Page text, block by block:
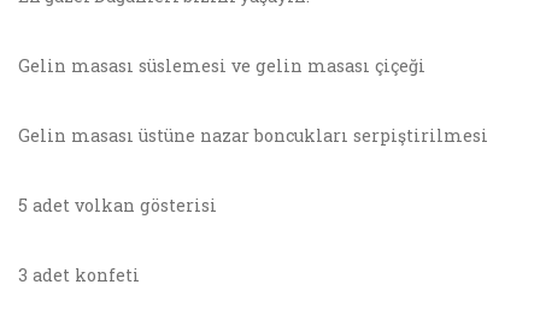
Gelin masası süslemesi ve gelin masası çiçeği
Gelin masası üstüne nazar boncukları serpiştirilmesi
5 adet volkan gösterisi
3 adet konfeti